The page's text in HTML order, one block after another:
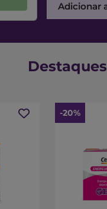
Adicionar
-20%